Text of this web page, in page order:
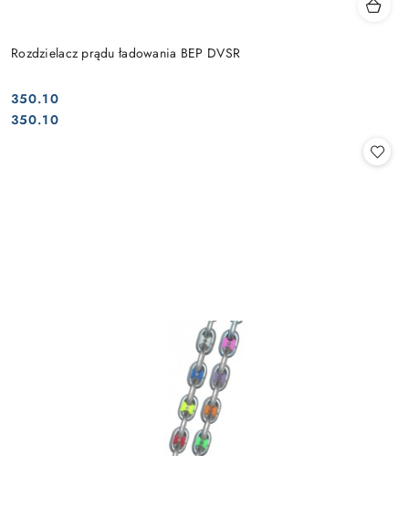
Rozdzielacz prądu ładowania BEP DVSR
Cena:
350.10
Cena:
350.10